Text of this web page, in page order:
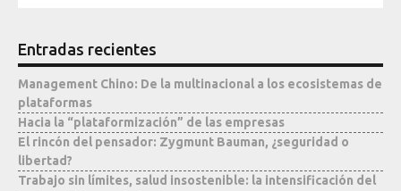
Entradas recientes
Management Chino: De la multinacional a los ecosistemas de
plataformas
Hacia la “plataformización” de las empresas
El rincón del pensador: Zygmunt Bauman, ¿seguridad o
libertad?
Trabajo sin límites, salud insostenible: la intensificación del